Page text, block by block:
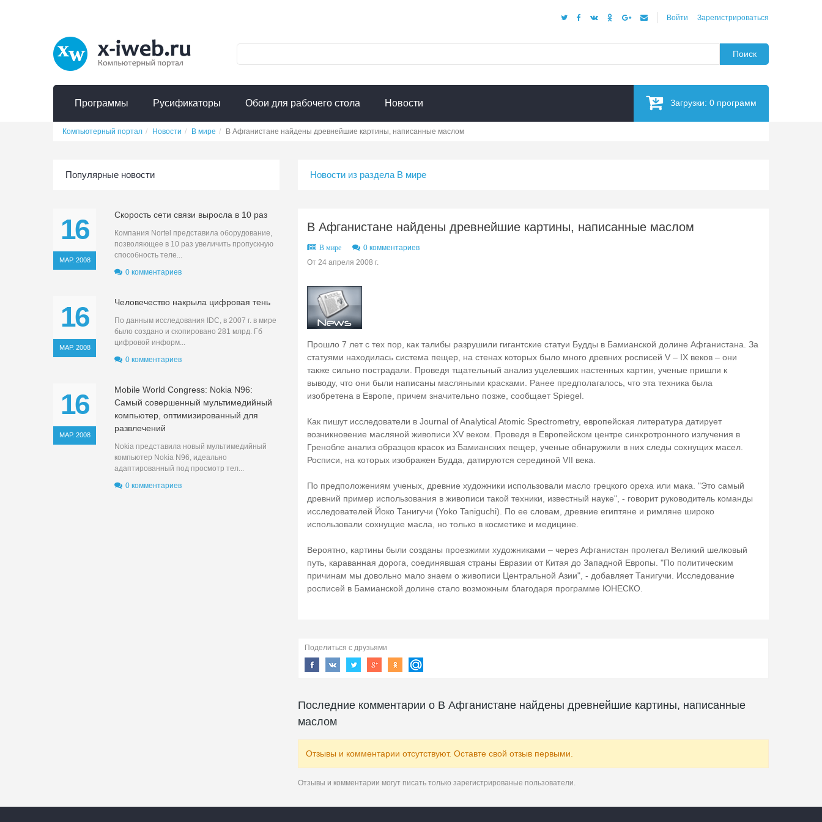
Войти Зарегистрироваться
Поиск
Программы Русификаторы Обои для рабочего стола Новости Загрузки: 0 программ
Компьютерный портал Новости В мире В Афганистане найдены древнейшие картины, написанные маслом
Новости из раздела В мире
В Афганистане найдены древнейшие картины, написанные маслом
В мире
0 комментариев
От 24 апреля 2008 г.
Прошло 7 лет с тех пор, как талибы разрушили гигантские статуи Будды в Бамианской долине Афганистана. За
статуями находилась система пещер, на стенах которых было много древних росписей V – IX веков – они
также сильно пострадали. Проведя тщательный анализ уцелевших настенных картин, ученые пришли к
выводу, что они были написаны масляными красками. Ранее предполагалось, что эта техника была
изобретена в Европе, причем значительно позже, сообщает Spiegel.
Как пишут исследователи в Journal of Analytical Atomic Spectrometry, европейская литература датирует
возникновение масляной живописи XV веком. Проведя в Европейском центре синхротронного излучения в
Гренобле анализ образцов красок из Бамианских пещер, ученые обнаружили в них следы сохнущих масел.
Росписи, на которых изображен Будда, датируются серединой VII века.
По предположениям ученых, древние художники использовали масло грецкого ореха или мака. "Это самый
древний пример использования в живописи такой техники, известный науке", - говорит руководитель команды
исследователей Йоко Танигучи (Yoko Taniguchi). По ее словам, древние египтяне и римляне широко
использовали сохнущие масла, но только в косметике и медицине.
Вероятно, картины были созданы проезжими художниками – через Афганистан пролегал Великий шелковый
путь, караванная дорога, соединявшая страны Евразии от Китая до Западной Европы. "По политическим
причинам мы довольно мало знаем о живописи Центральной Азии", - добавляет Танигучи. Исследование
росписей в Бамианской долине стало возможным благодаря программе ЮНЕСКО.
Поделиться с друзьями
Последние комментарии о В Афганистане найдены древнейшие картины, написанные
маслом
Отзывы и комментарии отсутствуют. Оставте свой отзыв первыми.
Отзывы и комментарии могут писать только зарегистрированые пользователи.
Популярные новости
16
МАР. 2008
Скорость сети связи выросла в 10 раз
Компания Nortel представила оборудование,
позволяющее в 10 раз увеличить пропускную
способность теле...
0 комментариев
16
МАР. 2008
Человечество накрыла цифровая тень
По данным исследования IDC, в 2007 г. в мире
было создано и скопировано 281 млрд. Гб
цифровой информ...
0 комментариев
16
МАР. 2008
Mobile World Congress: Nokia N96:
Самый совершенный мультимедийный
компьютер, оптимизированный для
развлечений
Nokia представила новый мультимедийный
компьютер Nokia N96, идеально
адаптированный под просмотр тел...
0 комментариев